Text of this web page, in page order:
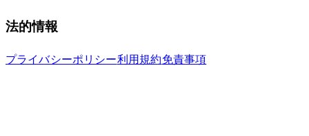
法的情報
プライバシーポリシー利用規約免責事項